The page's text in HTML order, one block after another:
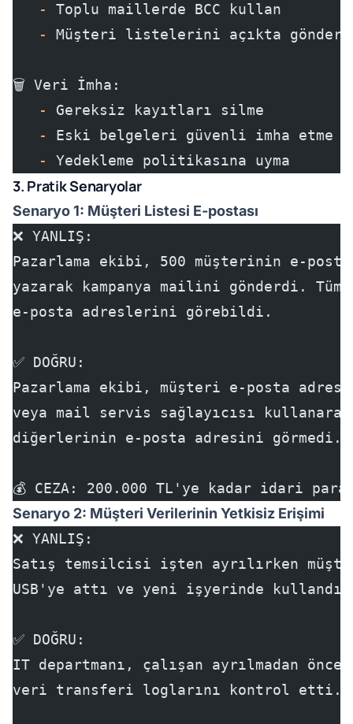
   -
Toplu maillerde BCC kullan
   -
Müşteri listelerini açıkta
🗑️ Veri İmha:
   -
Gereksiz kayıtları silme
   -
Eski belgeleri güvenli imha etme
   -
Yedekleme politikasına uyma
3. Pratik Senaryolar
Senaryo 1: Müşteri Listesi E-postası
❌ YANLIŞ:
Pazarlama ekibi, 500 müşterinin e-
yazarak kampanya mailini gönderdi.
e-posta adreslerini görebildi.
✅ DOĞRU:
Pazarlama ekibi, müşteri e-posta
veya mail servis sağlayıcısı
diğerlerinin e-posta adresini görmedi.
💰 CEZA: 200.000 TL'ye kadar idari para
Senaryo 2: Müşteri Verilerinin Yetkisiz Erişimi
❌ YANLIŞ:
Satış temsilcisi işten ayrılırken
USB'ye attı ve yeni işyerinde kullandı.
✅ DOĞRU:
IT departmanı, çalışan ayrılmadan
veri transferi loglarını kontrol etti.